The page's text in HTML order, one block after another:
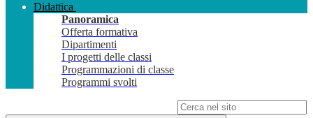
Didattica
Panoramica
Offerta formativa
Dipartimenti
I progetti delle classi
Programmazioni di classe
Programmi svolti